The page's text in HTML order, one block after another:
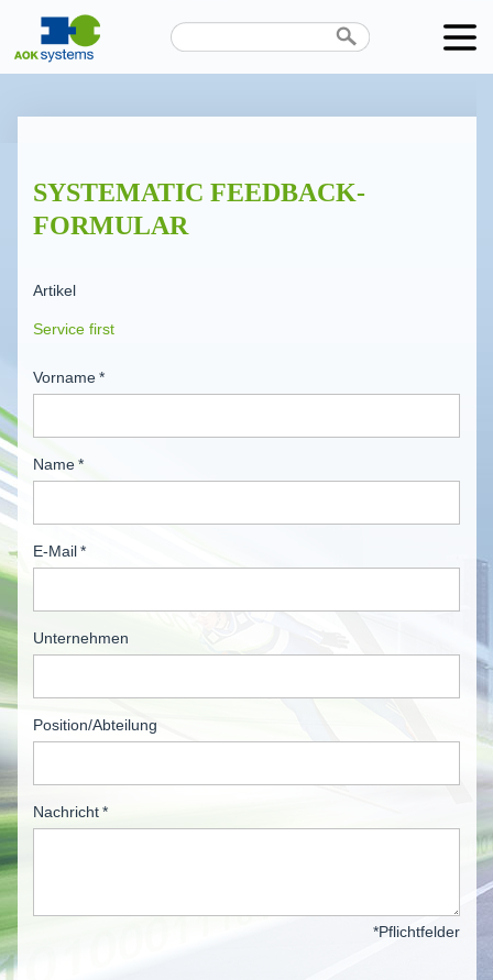
SYSTEMATIC FEEDBACK-
FORMULAR
Artikel
Vorname *
Name *
E-Mail *
Unternehmen
Position/Abteilung
Nachricht *
*Pflichtfelder
Karriere
Datenschutz